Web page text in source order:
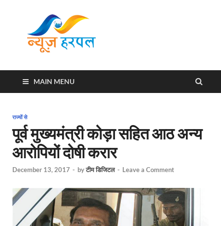
MAIN MENU
राज्यों से
पूर्व मुख्यमंत्री कोड़ा सहित आठ अन्य
आरोपियों दोषी करार
December 13, 2017 - byटीम डिजिटल - Leave a Comment